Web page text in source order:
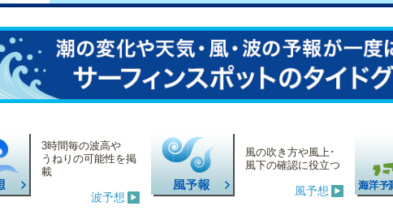
3時間毎の波高や
うねりの可能性を掲
載
波予想
風の吹き方や風上･
風下の確認に役立つ
風予想